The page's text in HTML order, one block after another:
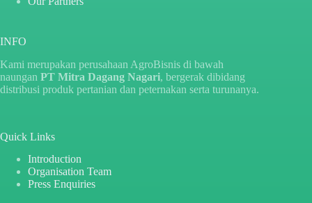
INFO
Kami merupakan perusahaan AgroBisnis di bawah
naungan PT Mitra Dagang Nagari, bergerak dibidang
distribusi produk pertanian dan peternakan serta turunanya.
Quick Links
Introduction
Organisation Team
Press Enquiries